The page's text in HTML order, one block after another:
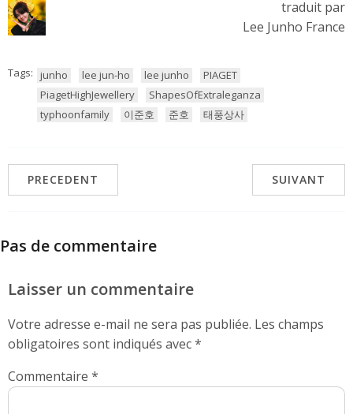
traduit par
Lee Junho France
Tags: junho lee jun-ho lee junho
PIAGET
PiagetHighJewellery
ShapesOfExtraleganza
typhoonfamily
이준호 준호 태풍상사
PRECEDENT SUIVANT
Pas de commentaire
Laisser un commentaire
Votre adresse e-mail ne sera pas publiée. Les champs
obligatoires sont indiqués avec*
Commentaire *